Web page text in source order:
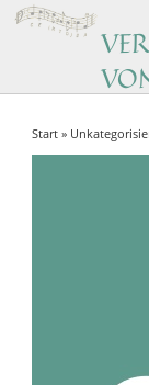
Music by women
Start »